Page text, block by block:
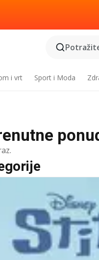
i vrt Sport i Moda